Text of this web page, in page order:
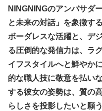
NINGNINGのアンバサダ
と未来の対話」を象徴す
ボーダレスな活躍と、デ
る圧倒的な発信力は、ラ
イフスタイルへと鮮やか
的な職人技に敬意を払い
する彼女の姿勢は、質の
らしさを投影したいと願